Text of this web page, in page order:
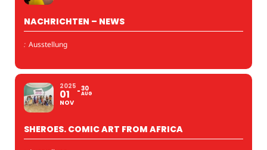
NACHRICHTEN – NEWS
: Ausstellung
2025
01
NOV
30
AUG
SHEROES. COMIC ART FROM AFRICA